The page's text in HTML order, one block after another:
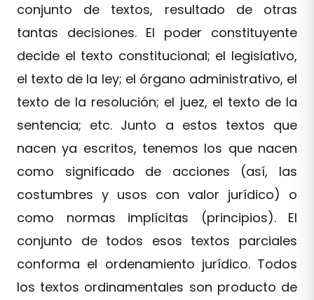
conjunto de textos, resultado de otras
tantas decisiones. El poder constituyente
decide el texto constitucional; el legislativo,
el texto de la ley; el órgano administrativo, el
texto de la resolución; el juez, el texto de la
sentencia; etc. Junto a estos textos que
nacen ya escritos, tenemos los que nacen
como significado de acciones (así, las
costumbres y usos con valor jurídico) o
como normas implícitas (principios). El
conjunto de todos esos textos parciales
conforma el ordenamiento jurídico. Todos
los textos ordinamentales son producto de